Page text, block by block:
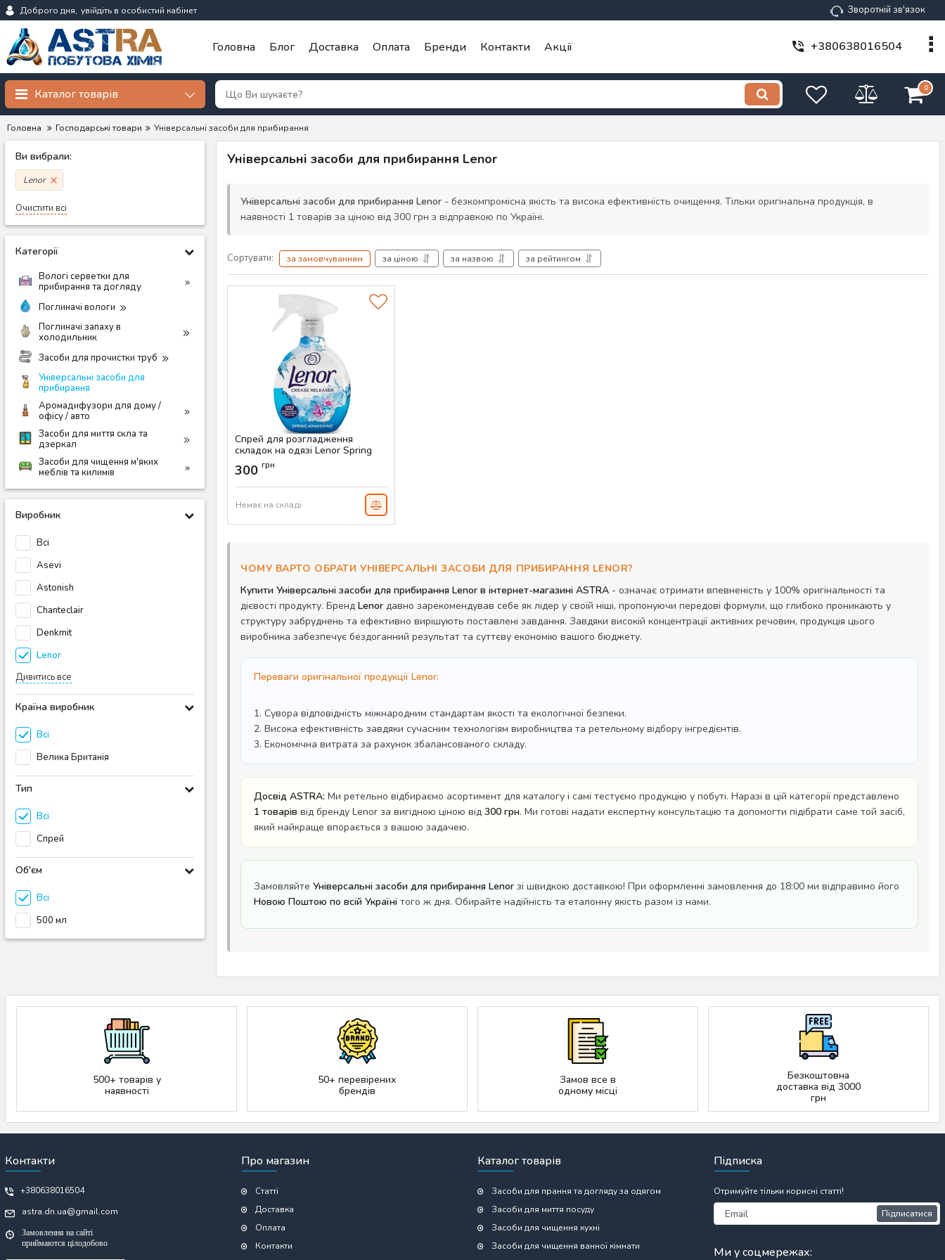
Доброго дня, увійдіть в особистий кабінет Зворотній зв'язок
Головна Блог Доставка Оплата Бренди Контакти Акції +380638016504
Каталог товарів 0
Головна Господарські товари Універсальні засоби для прибирання
Ви вибрали:
Lenor
Очистити всі
Категорії
Вологі серветки для
прибирання та догляду
Поглиначі вологи
Поглиначі запаху в
холодильник
Засоби для прочистки труб
Універсальні засоби для
прибирання
Аромадифузори для дому /
офісу / авто
Засоби для миття скла та
дзеркал
Засоби для чищення м'яких
меблів та килимів
Виробник
Всі
Asevi
Astonish
Chanteclair
Denkmit
Lenor
Дивитись все
Країна виробник
Всі
Велика Британія
Тип
Всі
Спрей
Об'єм
Всі
500 мл
Універсальні засоби для прибирання Lenor
Універсальні засоби для прибирання Lenor - безкомпромісна якість та висока ефективність очищення. Тільки оригінальна продукція, в
наявності 1 товарів за ціною від 300 грн з відправкою по Україні.
Сортувати: за замовчуванням за ціною за назвою за рейтингом
Спрей для розгладження
складок на одязі Lenor Spring
Awakening, 500 мл
Артикул:
300 грн
Немає на складі
ЧОМУ ВАРТО ОБРАТИ УНІВЕРСАЛЬНІ ЗАСОБИ ДЛЯ ПРИБИРАННЯ LENOR?
Купити Універсальні засоби для прибирання Lenor в інтернет-магазині ASTRA - означає отримати впевненість у 100% оригінальності та
дієвості продукту. Бренд Lenor давно зарекомендував себе як лідер у своїй ніші, пропонуючи передові формули, що глибоко проникають у
структуру забруднень та ефективно вирішують поставлені завдання. Завдяки високій концентрації активних речовин, продукція цього
виробника забезпечує бездоганний результат та суттєву економію вашого бюджету.
Переваги оригінальної продукції Lenor:
1. Сувора відповідність міжнародним стандартам якості та екологічної безпеки.
2. Висока ефективність завдяки сучасним технологіям виробництва та ретельному відбору інгредієнтів.
3. Економічна витрата за рахунок збалансованого складу.
Досвід ASTRA: Ми ретельно відбираємо асортимент для каталогу і самі тестуємо продукцію у побуті. Наразі в цій категорії представлено
1 товарів від бренду Lenor за вигідною ціною від 300 грн. Ми готові надати експертну консультацію та допомогти підібрати саме той засіб,
який найкраще впорається з вашою задачею.
Замовляйте Універсальні засоби для прибирання Lenor зі швидкою доставкою! При оформленні замовлення до 18:00 ми відправимо його
Новою Поштою по всій Україні того ж дня. Обирайте надійність та еталонну якість разом із нами.
500+ товарів у
наявності
50+ перевірених
брендів
Замов все в
одному місці
Безкоштовна
доставка від 3000
грн
Контакти
+380638016504
astra.dn.ua@gmail.com
Замовлення на сайті
приймаются цілодобово
Про магазин
Статті
Доставка
Оплата
Контакти
Каталог товарів
Засоби для прання та догляду за одягом
Засоби для миття посуду
Засоби для чищення кухні
Засоби для чищення ванної кімнати
Підписка
Отримуйте тільки корисні статті!
Підписатися
Ми у соцмережах: